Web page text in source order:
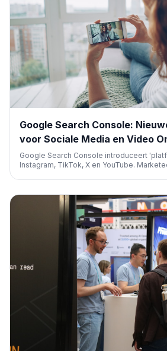
Google Search Console:
voor Sociale Media en Video
Google Search Console introduceert
Instagram, TikTok, X en YouTube.
optimaliseren van SEO-strategieën.